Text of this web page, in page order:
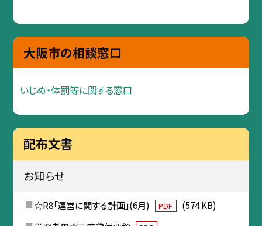
大阪市の相談窓口
いじめ・体罰等に関する窓口
配布文書
お知らせ
☆R8「運営に関する計画」(6月) PDF
(574 KB)